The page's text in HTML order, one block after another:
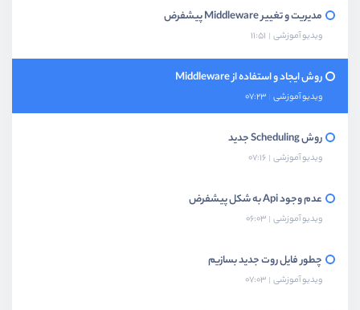
مدیریت و تغییر Middleware پیشفرض
ویدیو آموزشی 11:51
روش ایجاد و استفاده از Middleware
ویدیو آموزشی 07:23
روش Scheduling جدید
ویدیو آموزشی 07:16
عدم وجود Api به شکل پیشفرض
ویدیو آموزشی 06:03
چطور فایل روت جدید بسازیم
ویدیو آموزشی 07:03